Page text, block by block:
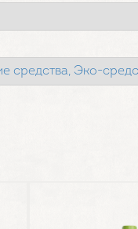
средства, Эко-